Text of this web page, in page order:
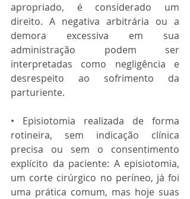
apropriado, é considerado um
direito. A negativa arbitrária ou a
demora excessiva em sua
administração podem ser
interpretadas como negligência e
desrespeito ao sofrimento da
parturiente.
• Episiotomia realizada de forma
rotineira, sem indicação clínica
precisa ou sem o consentimento
explícito da paciente: A episiotomia,
um corte cirúrgico no períneo, já foi
uma prática comum, mas hoje suas